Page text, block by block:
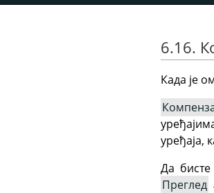
6.16.
Када је
уређаја,
Да
Преглед